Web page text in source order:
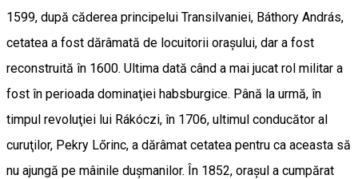
1599, după căderea principelui Transilvaniei, Báthory András,
cetatea a fost dărâmată de locuitorii oraşului, dar a fost
reconstruită în 1600. Ultima dată când a mai jucat rol militar a
fost în perioada dominaţiei habsburgice. Până la urmă, în
timpul revoluţiei lui Rákóczi, în 1706, ultimul conducător al
curuţilor, Pekry Lőrinc, a dărâmat cetatea pentru ca aceasta să
nu ajungă pe mâinile duşmanilor. În 1852, oraşul a cumpărat